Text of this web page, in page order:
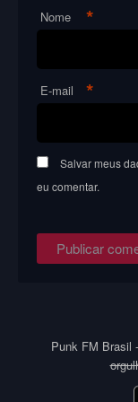
Nome *
E-mail *
Salvar meus
eu comentar.
Punk FM Brasil